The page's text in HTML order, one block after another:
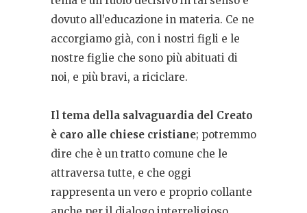
dovuto all’educazione in materia. Ce ne
accorgiamo già, con i nostri figli e le
nostre figlie che sono più abituati di
noi, e più bravi, a riciclare.
Il tema della salvaguardia del Creato
è caro alle chiese cristiane; potremmo
dire che è un tratto comune che le
attraversa tutte, e che oggi
rappresenta un vero e proprio collante